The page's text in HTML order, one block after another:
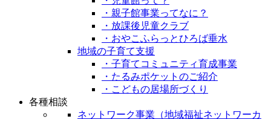
・親子館事業ってなに？
・放課後児童クラブ
・おやこふらっとひろば垂水
地域の子育て支援
・子育てコミュニティ育成事業
・たるみポケットのご紹介
・こどもの居場所づくり
各種相談
ネットワーク事業（地域福祉ネットワーカ